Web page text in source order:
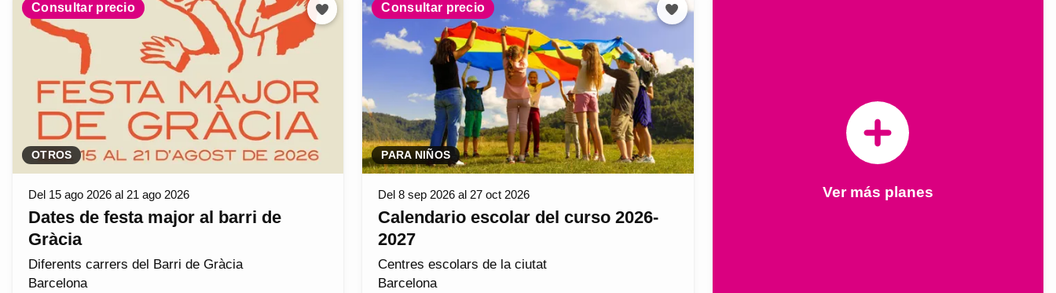
Consultar precio
OTROS
Del 15 ago 2026 al 21 ago 2026
Dates de festa major al barri de
Gràcia
Diferents carrers del Barri de Gràcia
Barcelona
Consultar precio
PARA NIÑOS
Del 8 sep 2026 al 27 oct 2026
Calendario escolar del curso 2026-
2027
Centres escolars de la ciutat
Barcelona
Ver más planes